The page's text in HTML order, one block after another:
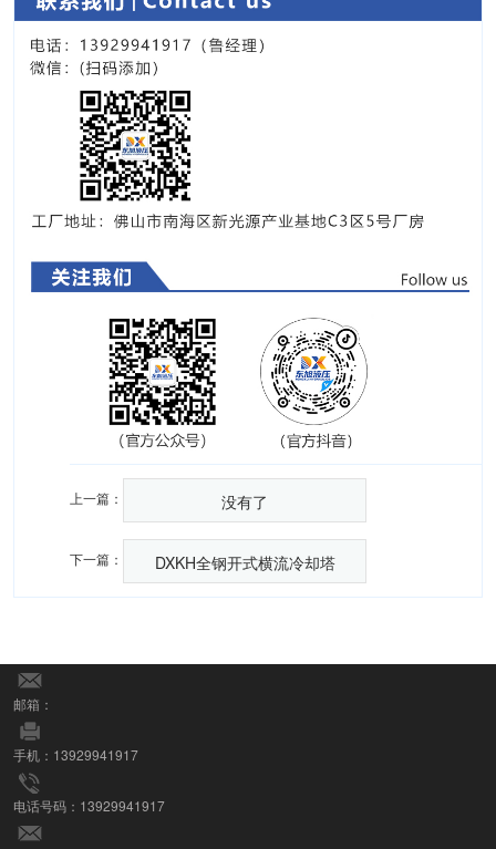
上一篇： 没有了
下一篇： DXKH全钢开式横流冷却塔
邮箱：
手机：13929941917
电话号码：13929941917